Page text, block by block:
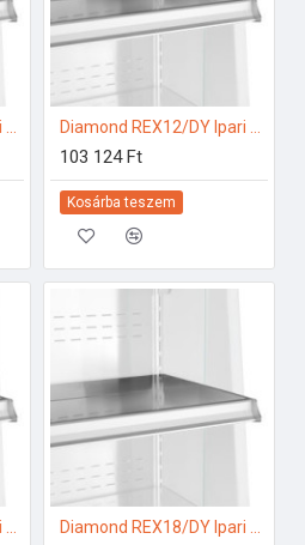
Diamond REX10/DY Ipari hűtő kiegészítők Diamond REX12/DY Ipari hűtő kiegészítők
103 124 Ft
Kosárba teszem
Diamond REX15/DY Ipari hűtő kiegészítők Diamond REX18/DY Ipari hűtő kiegészítők